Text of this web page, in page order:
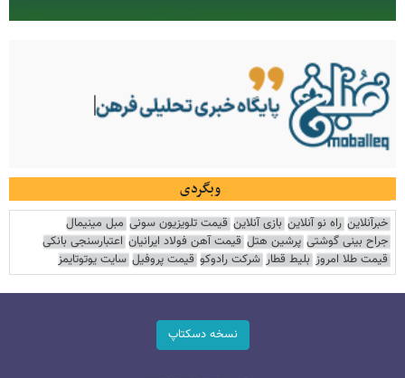
وبگردی
خبرآنلاین راه نو آنلاین بازی آنلاین قیمت تلویزیون سونی مبل مینیمال
جراح بینی گوشتی پرشین هتل قیمت آهن فولاد ایرانیان اعتبارسنجی بانکی
قیمت طلا امروز بلیط قطار شرکت رادوکو قیمت پروفیل سایت یوتوتایمز
نسخه دسکتاپ